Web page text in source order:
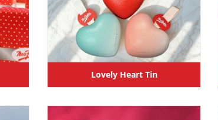
Lovely Heart Tin